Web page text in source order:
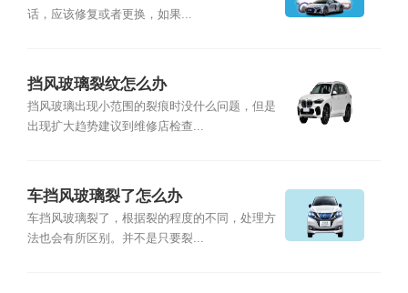
话，应该修复或者更换，如果...
挡风玻璃裂纹怎么办
挡风玻璃出现小范围的裂痕时没什么问题，但是
出现扩大趋势建议到维修店检查...
车挡风玻璃裂了怎么办
车挡风玻璃裂了，根据裂的程度的不同，处理方
法也会有所区别。并不是只要裂...